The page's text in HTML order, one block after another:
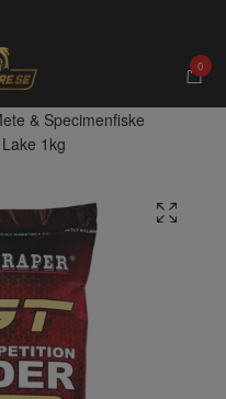
0
& Specimenfiske
1kg